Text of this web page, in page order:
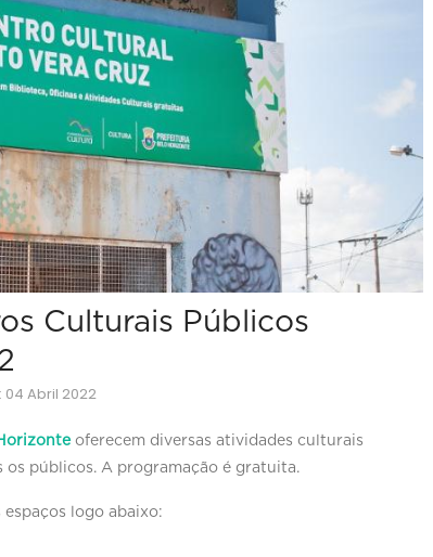
Culturais Públicos
Abril 2022
oferecem diversas atividades culturais
públicos. A programação é gratuita.
logo abaixo: